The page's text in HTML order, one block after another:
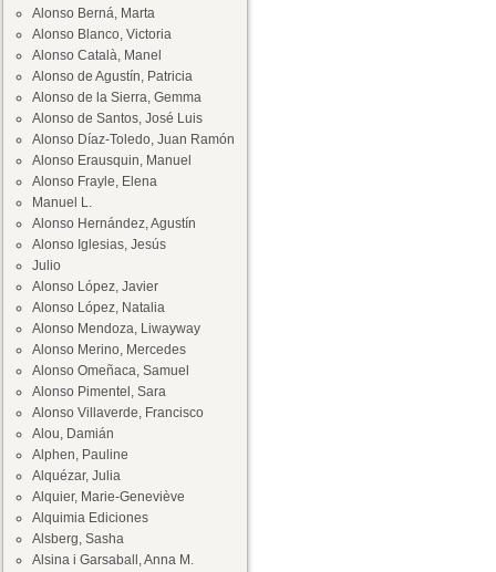
Alonso Berná, Marta
Alonso Blanco, Victoria
Alonso Català, Manel
Alonso de Agustín, Patricia
Alonso de la Sierra, Gemma
Alonso de Santos, José Luis
Alonso Díaz-Toledo, Juan Ramón
Alonso Erausquin, Manuel
Alonso Frayle, Elena
Manuel L.
Alonso Hernández, Agustín
Alonso Iglesias, Jesús
Julio
Alonso López, Javier
Alonso López, Natalia
Alonso Mendoza, Liwayway
Alonso Merino, Mercedes
Alonso Omeñaca, Samuel
Alonso Pimentel, Sara
Alonso Villaverde, Francisco
Alou, Damián
Alphen, Pauline
Alquézar, Julia
Alquier, Marie-Geneviève
Alquimia Ediciones
Alsberg, Sasha
Alsina i Garsaball, Anna M.